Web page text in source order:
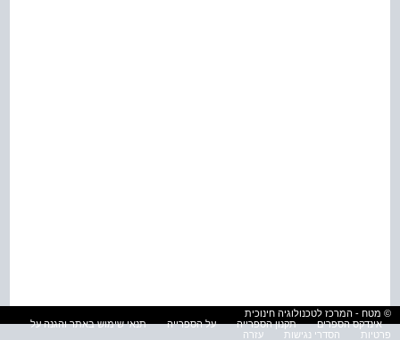
© מטח - המרכז לטכנולוגיה חינוכית
אינדקס הספרים
תקנון הספרייה על הספרייה
תנאי שימוש באתר והגנה על
פרטיות
הסדרי נגישות עזרה